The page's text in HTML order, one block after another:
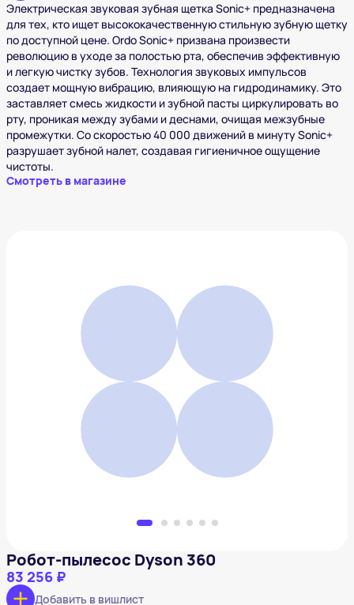
Электрическая звуковая зубная щетка Sonic+ предназначена
для тех, кто ищет высококачественную стильную зубную щетку
по доступной цене. Ordo Sonic+ призвана произвести
революцию в уходе за полостью рта, обеспечив эффективную
и легкую чистку зубов. Технология звуковых импульсов
создает мощную вибрацию, влияющую на гидродинамику. Это
заставляет смесь жидкости и зубной пасты циркулировать во
рту, проникая между зубами и деснами, очищая межзубные
промежутки. Со скоростью 40 000 движений в минуту Sonic+
разрушает зубной налет, создавая гигиеничное ощущение
чистоты.
Смотреть в магазине
Робот-пылесос Dyson 360
83 256 ₽
Добавить в вишлист
Робот-пылесос Dyson 360
83 256 ₽
Добавить в вишлист